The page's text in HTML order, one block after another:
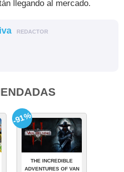
llegando al mercado.
REDACTOR
THE INCREDIBLE
ADVENTURES OF VAN
-91%